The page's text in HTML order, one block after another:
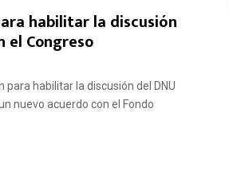
habilitar la discusión
el Congreso
para habilitar la discusión del DNU
nuevo acuerdo con el Fondo